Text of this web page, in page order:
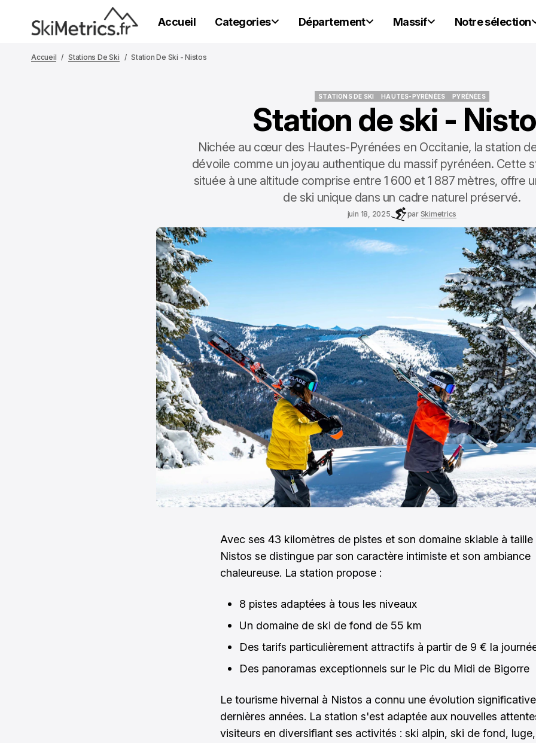
Accueil Categories Département Massif Notre sélection
Accueil Stations De Ski Station De Ski - Nistos
STATIONS DE SKI
STATIONS DE SKI
HAUTES-PYRÉNÉES
HAUTES-PYRÉNÉES
PYRÉNÉES
PYRÉNÉES
Station de ski -
Nichée au cœur des Hautes-Pyrénées en Occitanie, la station
dévoile comme un joyau authentique du massif pyrénéen. Cette
située à une altitude comprise entre 1 600 et 1 887 mètres, offre
de ski unique dans un cadre naturel préservé.
juin 18, 2025 par Skimetrics
Avec ses 43 kilomètres de pistes et son domaine skiable à taille
Nistos se distingue par son caractère intimiste et son ambiance
chaleureuse. La station propose :
8 pistes adaptées à tous les niveaux
Un domaine de ski de fond de 55 km
Des tarifs particulièrement attractifs à partir de 9 € la
Des panoramas exceptionnels sur le Pic du Midi de Bigorre
Le tourisme hivernal à Nistos a connu une évolution
dernières années. La station s'est adaptée aux nouvelles
visiteurs en diversifiant ses activités : ski alpin, ski de fond,